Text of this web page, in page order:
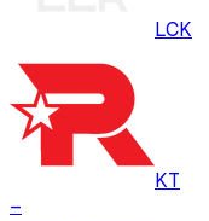
LCK
KT
–